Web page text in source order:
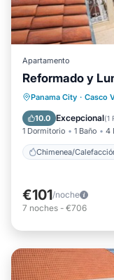
Apartamento
Reformado y
Panama City · Casco
10.0 Excepcional(1
1 Dormitorio 1 Baño 4
Chimenea/
Se
€101/noche
7 noches - €706